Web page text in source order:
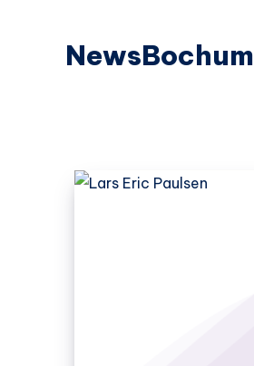
NewsBochum